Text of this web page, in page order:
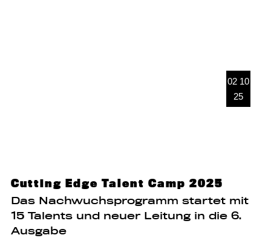
Cutting Edge Talent Camp 2025
Das Nachwuchsprogramm startet mit
15 Talents und neuer Leitung in die 6.
Ausgabe
02 10
25